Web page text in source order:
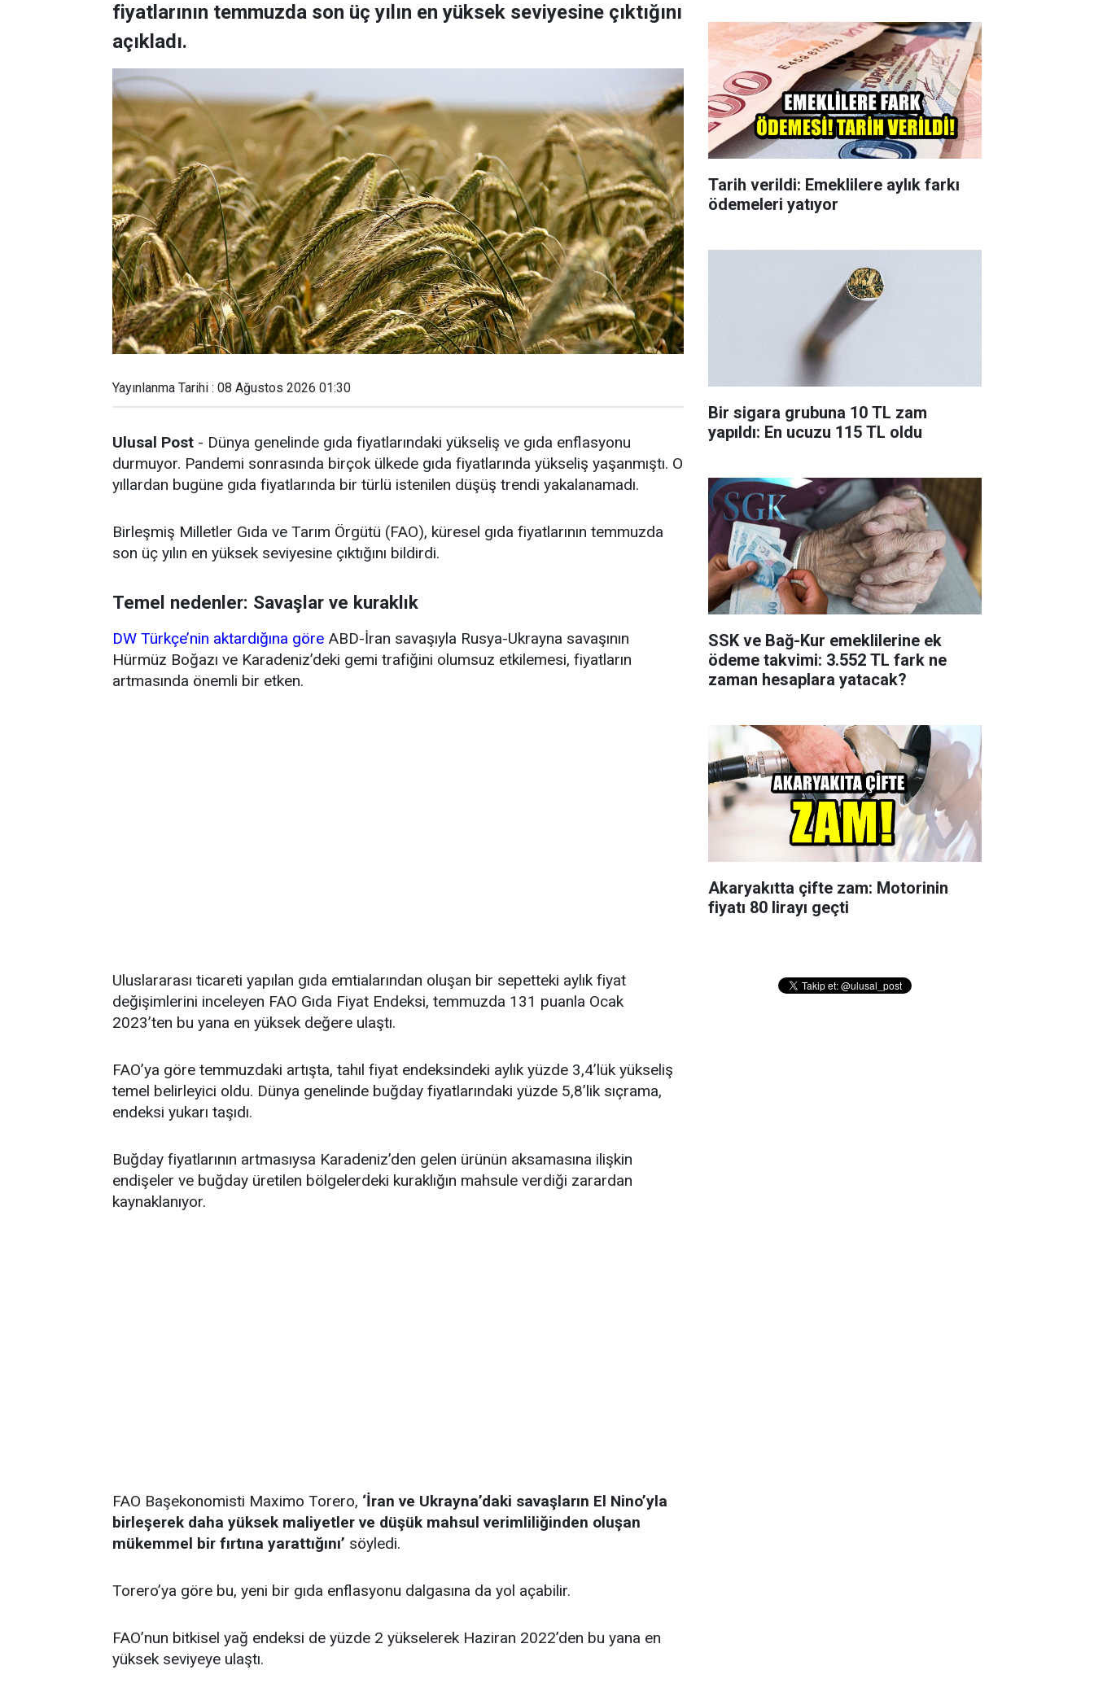
fiyatlarının temmuzda son üç yılın en yüksek seviyesine çıktığını
açıkladı.
Yayınlanma Tarihi : 08 Ağustos 2026 01:30
Ulusal Post - Dünya genelinde gıda fiyatlarındaki yükseliş ve gıda enflasyonu
durmuyor. Pandemi sonrasında birçok ülkede gıda fiyatlarında yükseliş yaşanmıştı. O
yıllardan bugüne gıda fiyatlarında bir türlü istenilen düşüş trendi yakalanamadı.
Birleşmiş Milletler Gıda ve Tarım Örgütü (FAO), küresel gıda fiyatlarının temmuzda
son üç yılın en yüksek seviyesine çıktığını bildirdi.
Temel nedenler: Savaşlar ve kuraklık
DW Türkçe’nin aktardığına göre ABD-İran savaşıyla Rusya-Ukrayna savaşının
Hürmüz Boğazı ve Karadeniz’deki gemi trafiğini olumsuz etkilemesi, fiyatların
artmasında önemli bir etken.
Uluslararası ticareti yapılan gıda emtialarından oluşan bir sepetteki aylık fiyat
değişimlerini inceleyen FAO Gıda Fiyat Endeksi, temmuzda 131 puanla Ocak
2023’ten bu yana en yüksek değere ulaştı.
FAO’ya göre temmuzdaki artışta, tahıl fiyat endeksindeki aylık yüzde 3,4’lük yükseliş
temel belirleyici oldu. Dünya genelinde buğday fiyatlarındaki yüzde 5,8’lik sıçrama,
endeksi yukarı taşıdı.
Buğday fiyatlarının artmasıysa Karadeniz’den gelen ürünün aksamasına ilişkin
endişeler ve buğday üretilen bölgelerdeki kuraklığın mahsule verdiği zarardan
kaynaklanıyor.
FAO Başekonomisti Maximo Torero, ‘İran ve Ukrayna’daki savaşların El Nino’yla
birleşerek daha yüksek maliyetler ve düşük mahsul verimliliğinden oluşan
mükemmel bir fırtına yarattığını’ söyledi.
Torero’ya göre bu, yeni bir gıda enflasyonu dalgasına da yol açabilir.
FAO’nun bitkisel yağ endeksi de yüzde 2 yükselerek Haziran 2022’den bu yana en
yüksek seviyeye ulaştı.
Tarih verildi: Emeklilere aylık farkı
ödemeleri yatıyor
Bir sigara grubuna 10 TL zam
yapıldı: En ucuzu 115 TL oldu
SSK ve Bağ-Kur emeklilerine ek
ödeme takvimi: 3.552 TL fark ne
zaman hesaplara yatacak?
Akaryakıtta çifte zam: Motorinin
fiyatı 80 lirayı geçti